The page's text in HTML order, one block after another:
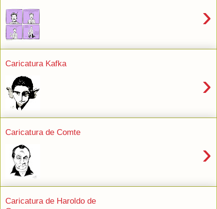
›
Caricatura Kafka
›
Caricatura de Comte
›
Caricatura de Haroldo de